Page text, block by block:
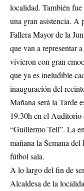
localidad. También
una gran asistencia. A
Fallera Mayor de la
que van a representar
vivieron con gran
que ya es ineludible
inauguración del
Mañana será la Tarde
19.30h en el
“Guillermo Tell”. La
mañana la Semana
fútbol sala.
A lo largo del fin de
Alcaldesa de la